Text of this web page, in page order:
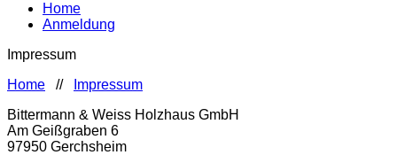
Home
Anmeldung
Impressum
Home //
Impressum
Bittermann & Weiss Holzhaus GmbH
Am Geißgraben 6
97950 Gerchsheim